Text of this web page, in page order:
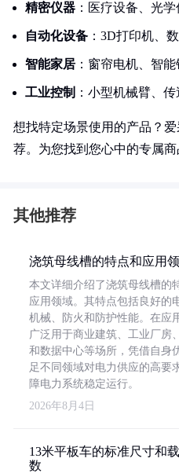
精密仪器 ：医疗设备、光
自动化设备 ：3D打印机、
智能家居 ：窗帘电机、智
工业控制 ：小型机械臂、
想找特定场景使用的产品？
荐。为您找到您心中的专属商
其他推荐
浇筑母线槽的特点和应用
本文详细介绍了浇筑母线槽的
应用领域。其特点包括良好的
机械、防火和防护性能。在应
广泛用于商业建筑、工业厂房
和数据中心等场所，凭借自身
足不同领域对电力供应的高要
障电力系统稳定运行。
2026年8月4日
13米平板车的标准尺寸和
数